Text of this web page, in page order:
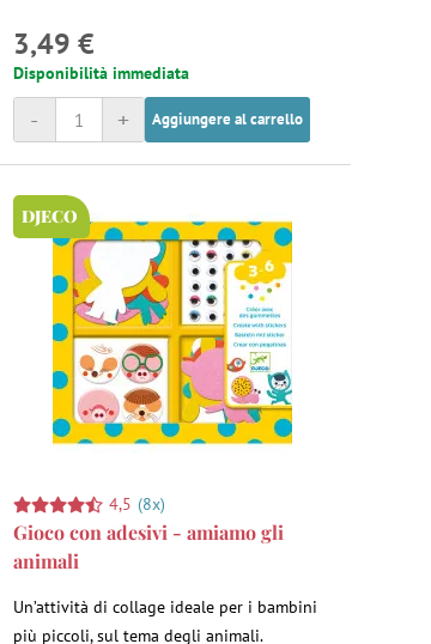
3,49 €
Disponibilità immediata
+
- Aggiungere al carrello
DJECO
4,5 (8x)
Gioco con adesivi - amiamo gli
animali
Un’attività di collage ideale per i bambini
più piccoli, sul tema degli animali.